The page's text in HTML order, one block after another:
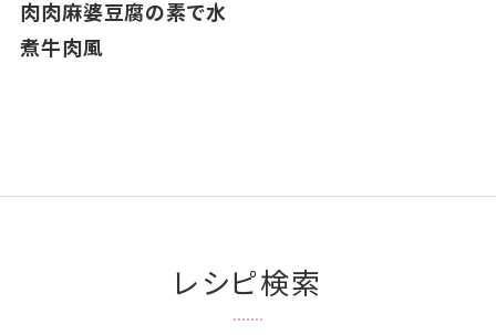
肉肉麻婆豆腐の素で水
煮牛肉風
レシピ検索